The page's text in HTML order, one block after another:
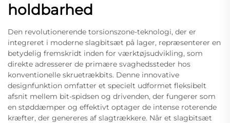
holdbarhed
Den revolutionerende torsionszone-teknologi, der er
integreret i moderne slagbitsæt på lager, repræsenterer en
betydelig fremskridt inden for værktøjsudvikling, som
direkte adresserer de primære svaghedssteder hos
konventionelle skruetrækbits. Denne innovative
designfunktion omfatter et specielt udformet fleksibelt
afsnit mellem bit-spidsen og drivenden, der fungerer som
en støddæmper og effektivt optager de intense roterende
kræfter, der genereres af slagtrækkere. Når et slagbitsæt